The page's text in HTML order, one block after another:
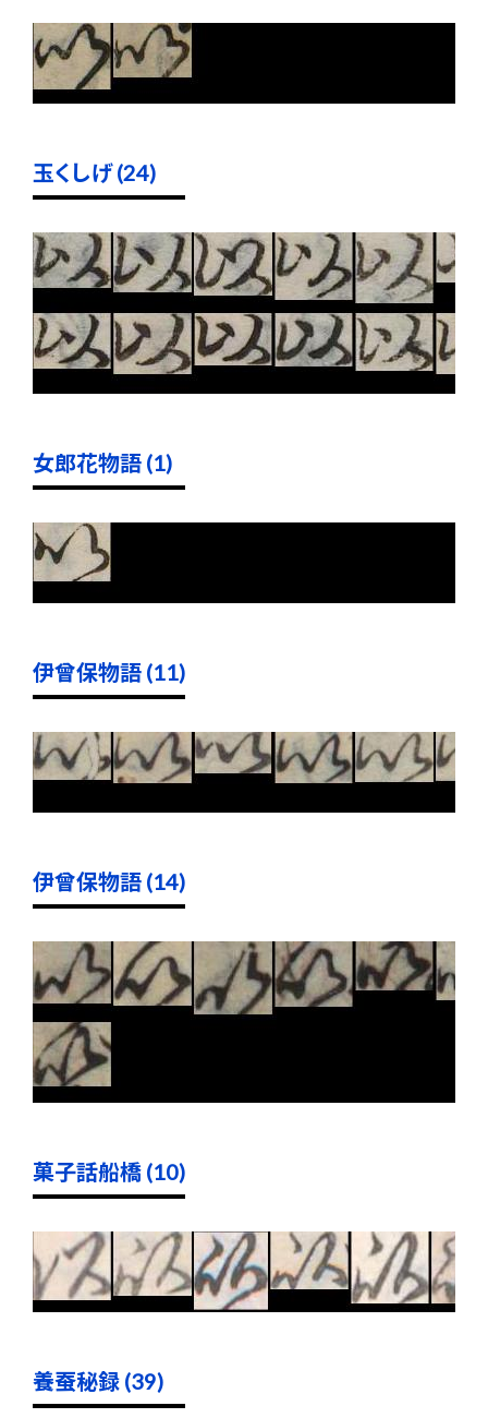
玉くしげ (24)
女郎花物語 (1)
伊曾保物語 (11)
伊曾保物語 (14)
菓子話船橋 (10)
養蚕秘録 (39)